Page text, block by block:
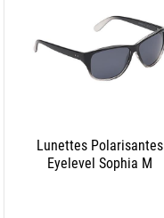
Lunettes Polarisantes
Eyelevel Sophia M